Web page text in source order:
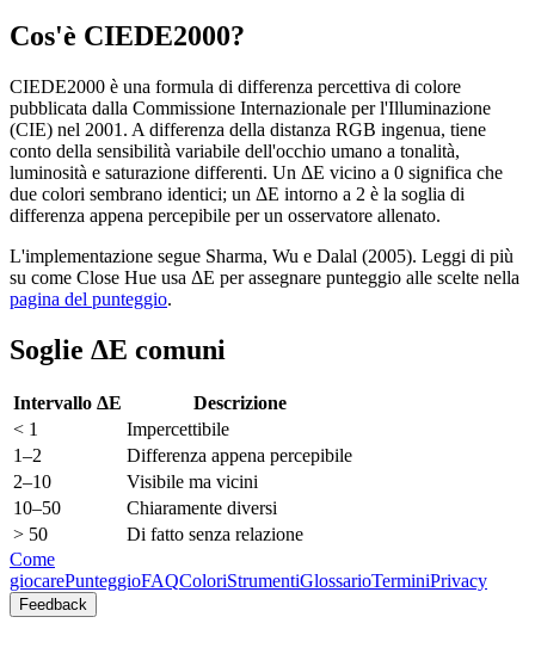
Cos'è CIEDE2000?
CIEDE2000 è una formula di differenza percettiva di colore
pubblicata dalla Commissione Internazionale per l'Illuminazione
(CIE) nel 2001. A differenza della distanza RGB ingenua, tiene
conto della sensibilità variabile dell'occhio umano a tonalità,
luminosità e saturazione differenti. Un ΔE vicino a 0 significa che
due colori sembrano identici; un ΔE intorno a 2 è la soglia di
differenza appena percepibile per un osservatore allenato.
L'implementazione segue Sharma, Wu e Dalal (2005). Leggi di più
su come Close Hue usa ΔE per assegnare punteggio alle scelte nella
pagina del punteggio.
Soglie ΔE comuni
Intervallo ΔE
Descrizione
< 1
Impercettibile
1–2
Differenza appena percepibile
2–10
Visibile ma vicini
10–50
Chiaramente diversi
> 50
Di fatto senza relazione
Come
giocarePunteggioFAQColoriStrumentiGlossarioTerminiPrivacy
Feedback